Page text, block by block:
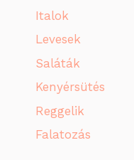
Italok
Levesek
Saláták
Kenyérsütés
Reggelik
Falatozás